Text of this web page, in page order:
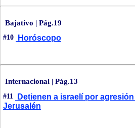
Bajativo | Pág.19
#10 Horóscopo
Internacional | Pág.13
#11
Detienen a israelí por
Jerusalén